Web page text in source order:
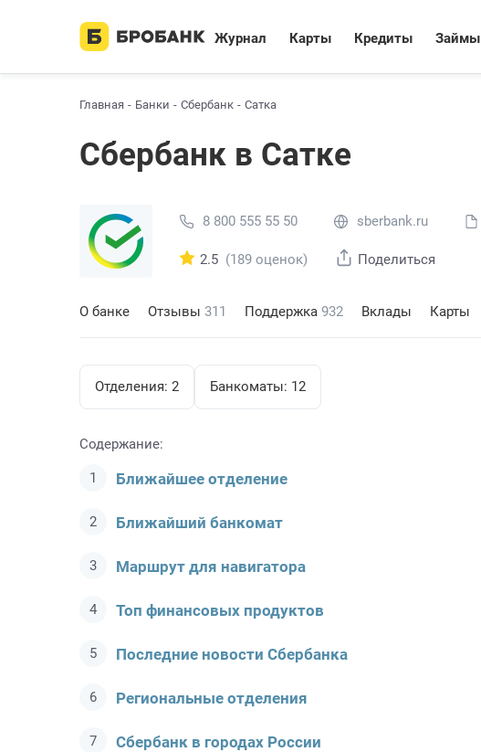
Журнал Карты Кредиты Займы
Главная Банки Сбербанк Сатка
Сбербанк в Сатке
8 800 555 55 50 sberbank.ru
2.5 (189 оценок) Поделиться
О банке Отзывы 311 Поддержка 932 Вклады Карты
Отделения: 2 Банкоматы: 12
Содержание:
Ближайшее отделение
Ближайший банкомат
Маршрут для навигатора
Топ финансовых продуктов
Последние новости Сбербанкa
Региональные отделения
Сбербанк в городах России